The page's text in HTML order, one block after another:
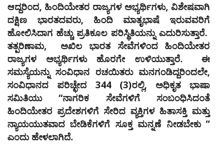
ಆದ್ದರಿಂದ, ಹಿಂದಿಯೇತರ ರಾಜ್ಯಗಳ ಅಭ್ಯರ್ಥಿಗಳು, ವಿಶೇಷವಾಗಿ
ದಕ್ಷಿಣ ಭಾರತದವರು, ಹಿಂದಿ ಮಾತೃಭಾಷೆ ಇರುವವರಿಗೆ
ಹೋಲಿಸಿದಾಗ ಹೆಚ್ಚು ಪ್ರತಿಕೂಲ ಪರಿಸ್ಥಿತಿಯನ್ನು ಎದುರಿಸುತ್ತಾರೆ.
ತತ್ಪರಿಣಾಮ, ಅಖಿಲ ಭಾರತ ಸೇವೆಗಳಿಂದ ಹಿಂದಿಯೇತರ
ರಾಜ್ಯಗಳ ಅಭ್ಯರ್ಥಿಗಳು ಹೊರಗೇ ಉಳಿಯುತ್ತಾರೆ. ಈ
ಸಮಸ್ಯೆಯನ್ನು ಸಂವಿಧಾನ ರಚಯಿತರು ಮನಗಂಡಿದ್ದರಿಂದಲೇ,
ಸಂವಿಧಾನದ ಪರಿಚ್ಛೇದ 344 (3)ರಲ್ಲಿ, ಅಧಿಕೃತ ಭಾಷಾ
ಸಮಿತಿಯು “ನಾಗರಿಕ ಸೇವೆಗಳಿಗೆ ಸಂಬಂಧಿಸಿದಂತೆ
ಹಿಂದಿಯೇತರ ಪ್ರದೇಶಗಳಿಗೆ ಸೇರಿದ ವ್ಯಕ್ತಿಗಳ ಹಿತಾಸಕ್ತಿ ಮತ್ತು
ನ್ಯಾಯಯುತವಾದ ಬೇಡಿಕೆಗಳಿಗೆ ಸೂಕ್ತ ಮನ್ನಣೆ ನೀಡಬೇಕು ”
ಎಂದು ಹೇಳಲಾಗಿದೆ.